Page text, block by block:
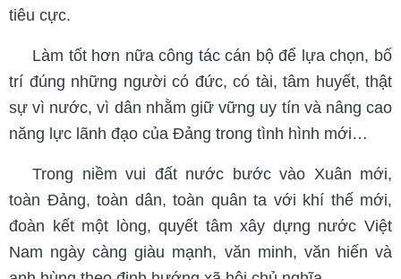
tiêu cực.
Làm tốt hơn nữa công tác cán bộ để lựa chọn, bố
trí đúng những người có đức, có tài, tâm huyết, thật
sự vì nước, vì dân nhằm giữ vững uy tín và nâng cao
năng lực lãnh đạo của Đảng trong tình hình mới…
Trong niềm vui đất nước bước vào Xuân mới,
toàn Đảng, toàn dân, toàn quân ta với khí thế mới,
đoàn kết một lòng, quyết tâm xây dựng nước Việt
Nam ngày càng giàu mạnh, văn minh, văn hiến và